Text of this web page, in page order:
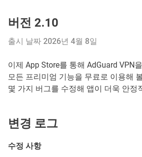
버전 2.10
출시 날짜 2026년 4월 8일
이제 App Store를 통해 AdGuard VPN
모든 프리미엄 기능을 무료로 이용해
몇 가지 버그를 수정해 앱이 더욱 안정
변경 로그
수정 사항